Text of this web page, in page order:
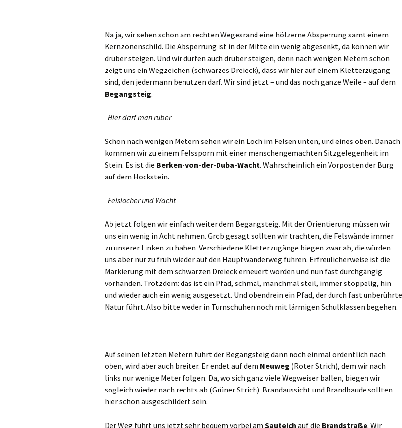
Na ja, wir sehen schon am rechten Wegesrand eine hölzerne Absperrung samt einem
Kernzonenschild. Die Absperrung ist in der Mitte ein wenig abgesenkt, da können wir
drüber steigen. Und wir dürfen auch drüber steigen, denn nach wenigen Metern schon
zeigt uns ein Wegzeichen (schwarzes Dreieck), dass wir hier auf einem Kletterzugang
sind, den jedermann benutzen darf. Wir sind jetzt – und das noch ganze Weile – auf dem
Begangsteig.
Hier darf man rüber
Schon nach wenigen Metern sehen wir ein Loch im Felsen unten, und eines oben. Danach
kommen wir zu einem Felssporn mit einer menschengemachten Sitzgelegenheit im
Stein. Es ist die Berken-von-der-Duba-Wacht. Wahrscheinlich ein Vorposten der Burg
auf dem Hockstein.
Felslöcher und Wacht
Ab jetzt folgen wir einfach weiter dem Begangsteig. Mit der Orientierung müssen wir
uns ein wenig in Acht nehmen. Grob gesagt sollten wir trachten, die Felswände immer
zu unserer Linken zu haben. Verschiedene Kletterzugänge biegen zwar ab, die würden
uns aber nur zu früh wieder auf den Hauptwanderweg führen. Erfreulicherweise ist die
Markierung mit dem schwarzen Dreieck erneuert worden und nun fast durchgängig
vorhanden. Trotzdem: das ist ein Pfad, schmal, manchmal steil, immer stoppelig, hin
und wieder auch ein wenig ausgesetzt. Und obendrein ein Pfad, der durch fast unberührte
Natur führt. Also bitte weder in Turnschuhen noch mit lärmigen Schulklassen begehen.
Auf seinen letzten Metern führt der Begangsteig dann noch einmal ordentlich nach
oben, wird aber auch breiter. Er endet auf dem Neuweg (Roter Strich), dem wir nach
links nur wenige Meter folgen. Da, wo sich ganz viele Wegweiser ballen, biegen wir
sogleich wieder nach rechts ab (Grüner Strich). Brandaussicht und Brandbaude sollten
hier schon ausgeschildert sein.
Der Weg führt uns jetzt sehr bequem vorbei am Sauteich auf die Brandstraße. Wir